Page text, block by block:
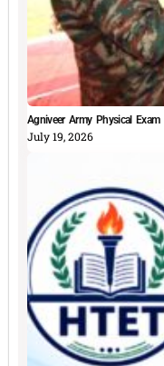
Agniveer Army Physical Exam
July 19, 2026